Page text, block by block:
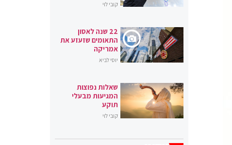
קובי לוי
22 שנה לאסון
התאומים שזעזע את
אמריקה
יוסי לביא
שאלות נפוצות
המגיעות מבעלי
תוקע
קובי לוי